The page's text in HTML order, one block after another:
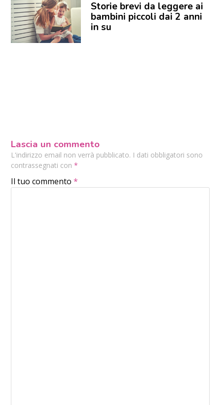
Storie brevi da leggere ai
bambini piccoli dai 2 anni
in su
Lascia un commento
L'indirizzo email non verrà pubblicato. I dati obbligatori sono
contrassegnati con*
Il tuo commento*